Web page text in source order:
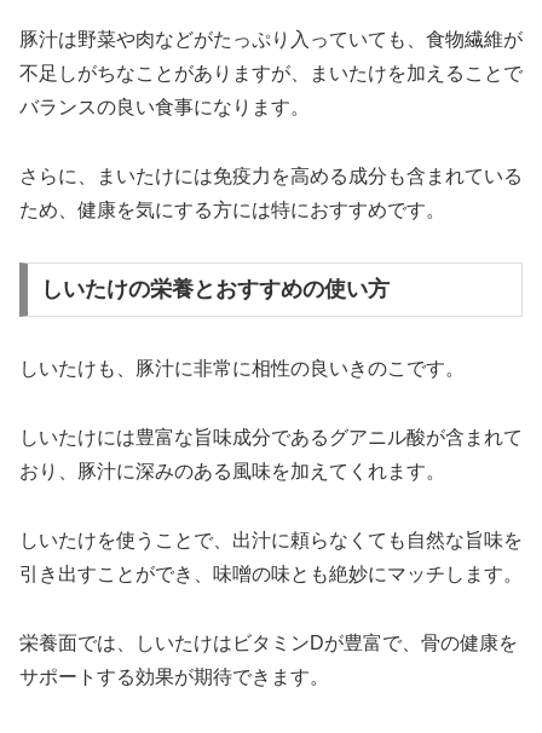
豚汁は野菜や肉などがたっぷり入っていても、食物繊維が
不足しがちなことがありますが、まいたけを加えることで
バランスの良い食事になります。
さらに、まいたけには免疫力を高める成分も含まれている
ため、健康を気にする方には特におすすめです。
しいたけの栄養とおすすめの使い方
しいたけも、豚汁に非常に相性の良いきのこです。
しいたけには豊富な旨味成分であるグアニル酸が含まれて
おり、豚汁に深みのある風味を加えてくれます。
しいたけを使うことで、出汁に頼らなくても自然な旨味を
引き出すことができ、味噌の味とも絶妙にマッチします。
栄養面では、しいたけはビタミンDが豊富で、骨の健康を
サポートする効果が期待できます。